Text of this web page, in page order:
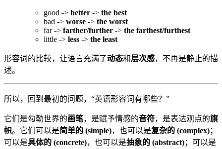
good -> better -> the best
bad -> worse -> the worst
far -> farther/further -> the farthest/furthest
little -> less -> the least
形容词的比较，让语言充满了动态和层次感，不再是静止的描
述。
所以，回到最初的问题，“英语形容词有哪些？”
它们是勾勒世界的画笔，是赋予情感的音符，是表达观点的旗
帜。它们可以是简单的 (simple)，也可以是复杂的 (complex)；
可以是具体的 (concrete)，也可以是抽象的 (abstract)；可以是